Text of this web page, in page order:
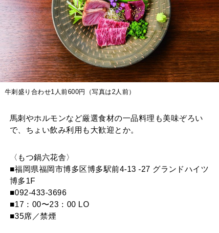
牛刺盛り合わせ1人前600円（写真は2人前）
馬刺やホルモンなど厳選食材の一品料理も美味ぞろい
で、ちょい飲み利用も大歓迎とか。
〈もつ鍋六花舎〉
■福岡県福岡市博多区博多駅前4-13 -27 グランドハイツ
博多1F
■092-433-3696
■17：00〜23：00 LO
■35席／禁煙